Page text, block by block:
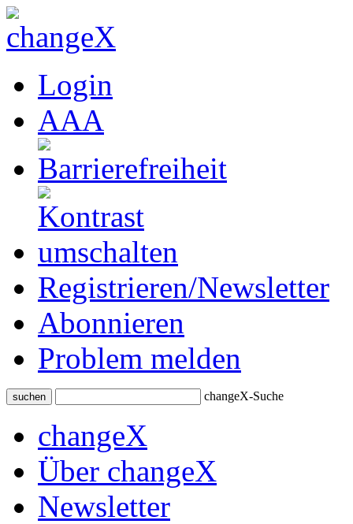
Login
AAA
Registrieren/Newsletter
Abonnieren
Problem melden
suchen changeX-Suche
changeX
Über changeX
Newsletter